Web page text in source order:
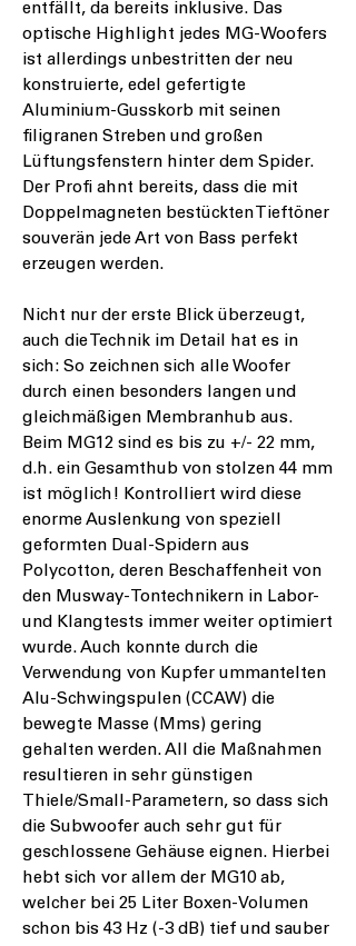
entfällt, da bereits inklusive. Das
optische Highlight jedes MG-Woofers
ist allerdings unbestritten der neu
konstruierte, edel gefertigte
Aluminium-Gusskorb mit seinen
filigranen Streben und großen
Lüftungsfenstern hinter dem Spider.
Der Profi ahnt bereits, dass die mit
Doppelmagneten bestückten Tieftöner
souverän jede Art von Bass perfekt
erzeugen werden.
Nicht nur der erste Blick überzeugt,
auch die Technik im Detail hat es in
sich: So zeichnen sich alle Woofer
durch einen besonders langen und
gleichmäßigen Membranhub aus.
Beim MG12 sind es bis zu +/- 22 mm,
d.h. ein Gesamthub von stolzen 44 mm
ist möglich! Kontrolliert wird diese
enorme Auslenkung von speziell
geformten Dual-Spidern aus
Polycotton, deren Beschaffenheit von
den Musway-Tontechnikern in Labor-
und Klangtests immer weiter optimiert
wurde. Auch konnte durch die
Verwendung von Kupfer ummantelten
Alu-Schwingspulen (CCAW) die
bewegte Masse (Mms) gering
gehalten werden. All die Maßnahmen
resultieren in sehr günstigen
Thiele/Small-Parametern, so dass sich
die Subwoofer auch sehr gut für
geschlossene Gehäuse eignen. Hierbei
hebt sich vor allem der MG10 ab,
welcher bei 25 Liter Boxen-Volumen
schon bis 43 Hz (-3 dB) tief und sauber